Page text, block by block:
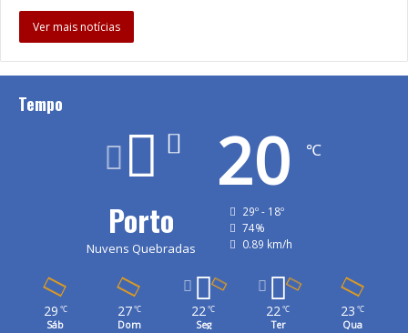
Ver mais notícias
Tempo
Porto
Nuvens Quebradas
20 ℃
29º - 18º
74%
0.89 km/h
29 ℃
Sáb
27 ℃
Dom
22℃
Seg
22℃
Ter
23 ℃
Qua